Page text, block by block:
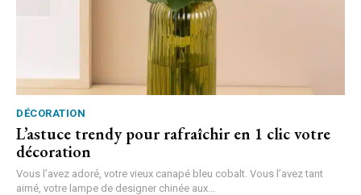
DÉCORATION
L’astuce trendy pour rafraîchir en 1 clic votre
décoration
Vous l’avez adoré, votre vieux canapé bleu cobalt. Vous l’avez tant
aimé, votre lampe de designer chinée aux...